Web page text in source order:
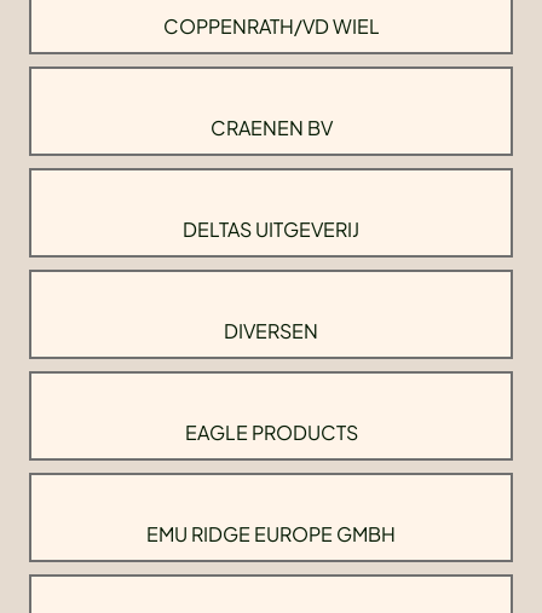
COPPENRATH/VD WIEL
CRAENEN BV
DELTAS UITGEVERIJ
DIVERSEN
EAGLE PRODUCTS
EMU RIDGE EUROPE GMBH